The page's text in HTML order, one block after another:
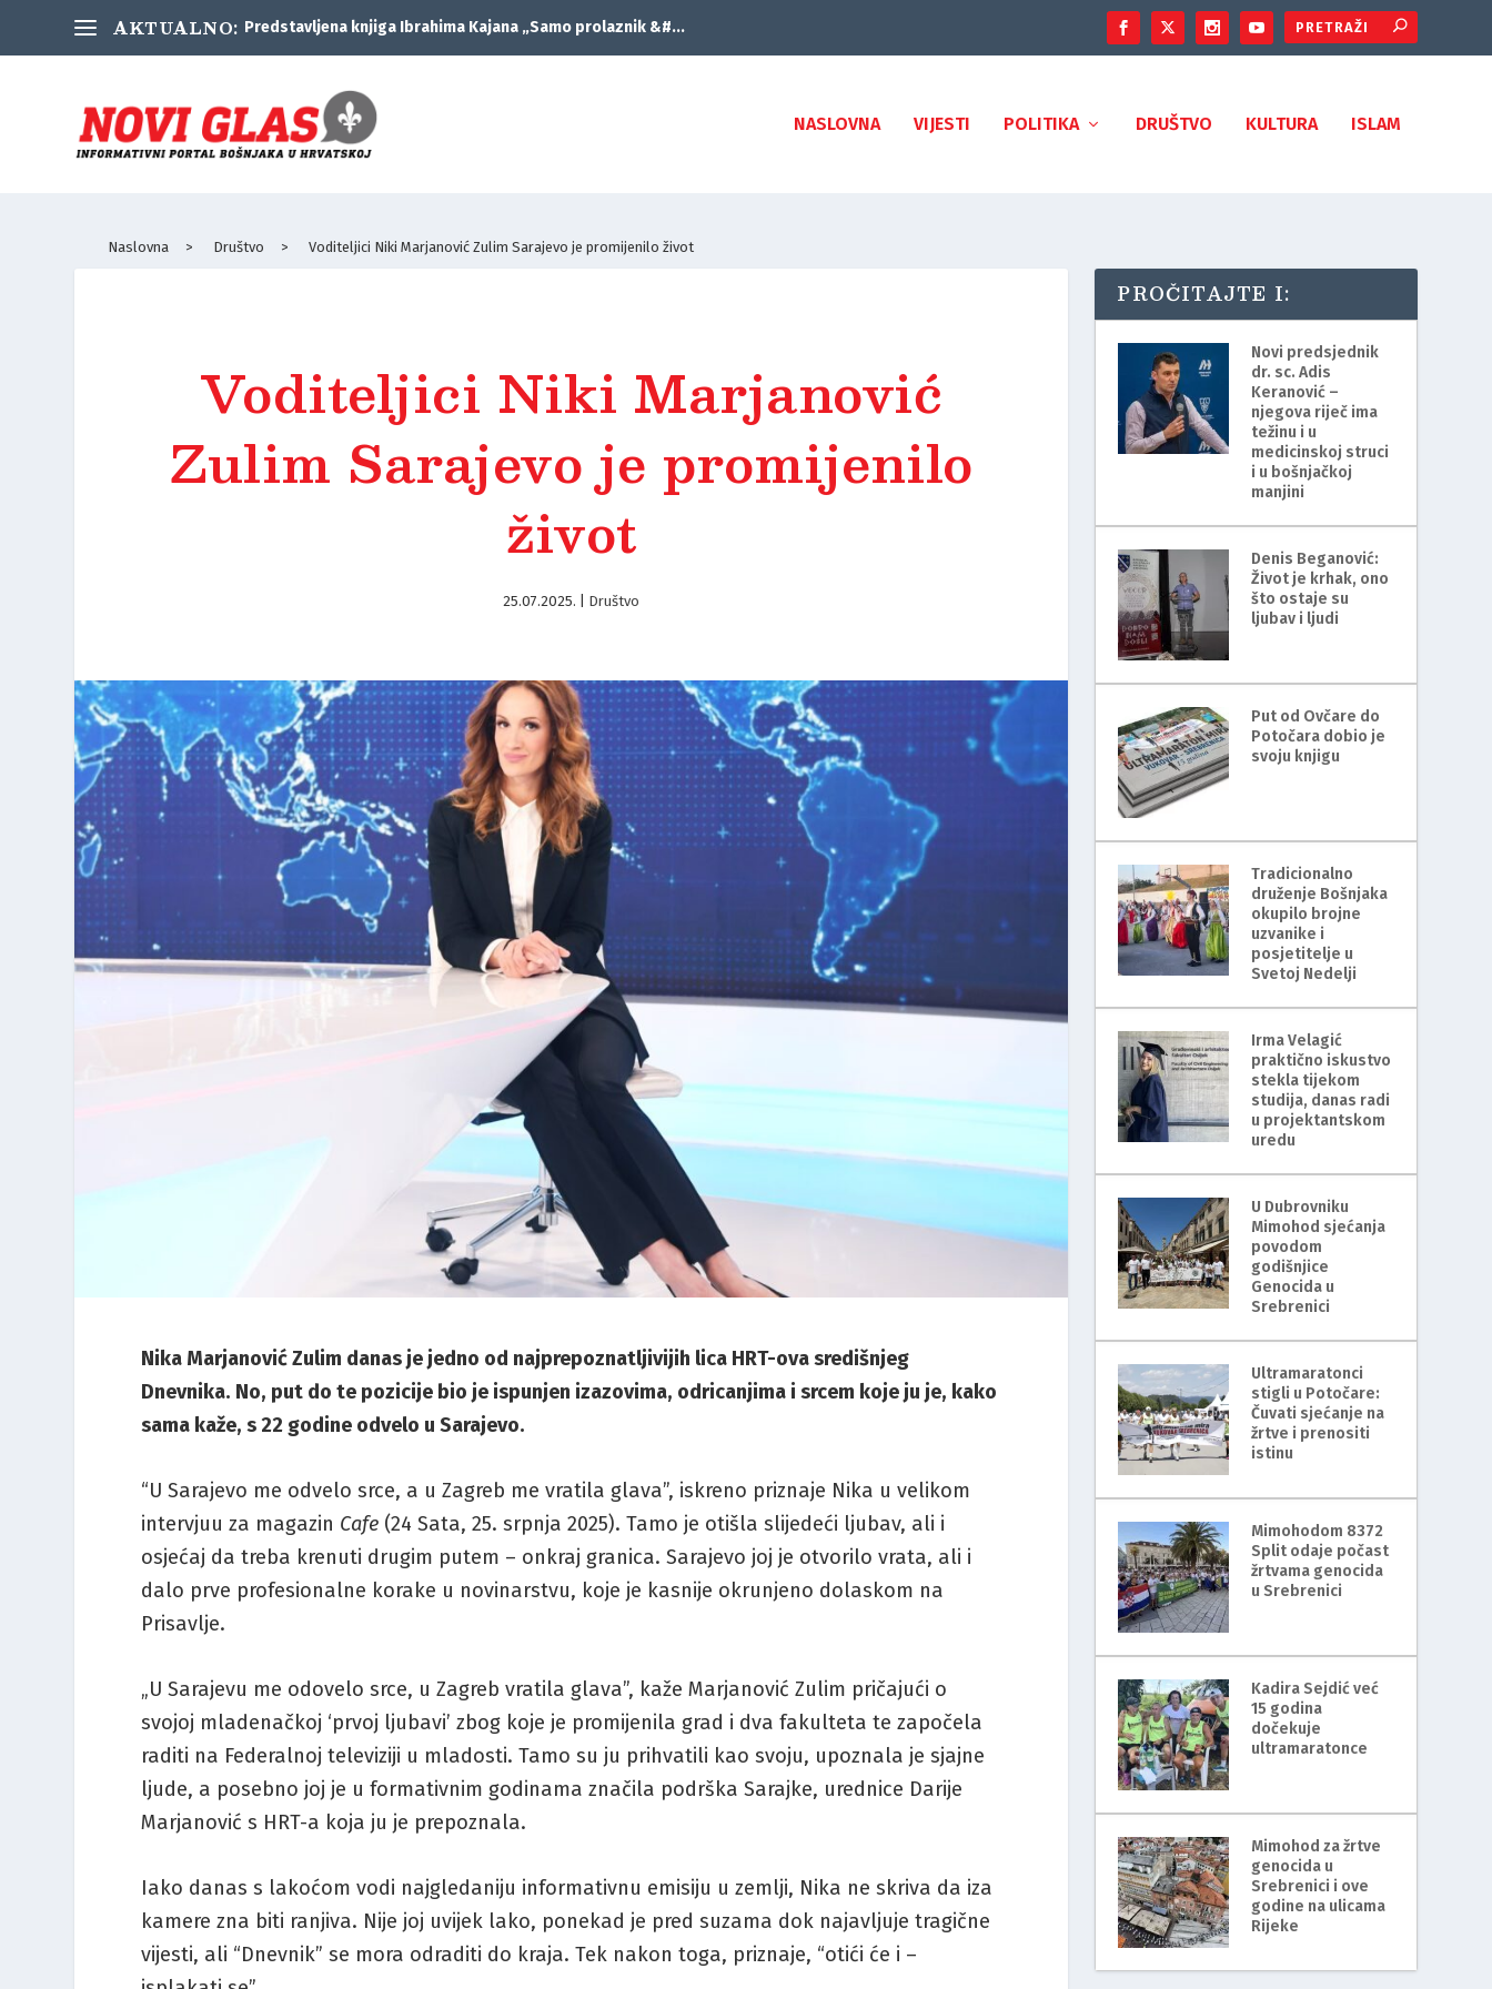
AKTUALNO: Predstavljena knjiga Ibrahima Kajana „Samo prolaznik &#...
NASLOVNA VIJESTI POLITIKA DRUŠTVO KULTURA ISLAM
Naslovna > Društvo > Voditeljici Niki Marjanović Zulim Sarajevo je promijenilo život
Voditeljici Niki Marjanović
Zulim Sarajevo je promijenilo
život
25.07.2025. Društvo
Nika Marjanović Zulim danas je jedno od najprepoznatljivijih lica HRT-ova središnjeg
Dnevnika. No, put do te pozicije bio je ispunjen izazovima, odricanjima i srcem koje ju je, kako
sama kaže, s 22 godine odvelo u Sarajevo.
“U Sarajevo me odvelo srce, a u Zagreb me vratila glava”, iskreno priznaje Nika u velikom
intervjuu za magazin Cafe (24 Sata, 25. srpnja 2025). Tamo je otišla slijedeći ljubav, ali i
osjećaj da treba krenuti drugim putem – onkraj granica. Sarajevo joj je otvorilo vrata, ali i
dalo prve profesionalne korake u novinarstvu, koje je kasnije okrunjeno dolaskom na
Prisavlje.
„U Sarajevu me odovelo srce, u Zagreb vratila glava”, kaže Marjanović Zulim pričajući o
svojoj mladenačkoj ‘prvoj ljubavi’ zbog koje je promijenila grad i dva fakulteta te započela
raditi na Federalnoj televiziji u mladosti. Tamo su ju prihvatili kao svoju, upoznala je sjajne
ljude, a posebno joj je u formativnim godinama značila podrška Sarajke, urednice Darije
Marjanović s HRT-a koja ju je prepoznala.
Iako danas s lakoćom vodi najgledaniju informativnu emisiju u zemlji, Nika ne skriva da iza
kamere zna biti ranjiva. Nije joj uvijek lako, ponekad je pred suzama dok najavljuje tragične
vijesti, ali “Dnevnik” se mora odraditi do kraja. Tek nakon toga, priznaje, “otići će i –
PROČITAJTE I:
Novi predsjednik
dr. sc. Adis
Keranović –
njegova riječ ima
težinu i u
medicinskoj struci
i u bošnjačkoj
manjini
Denis Beganović:
Život je krhak, ono
što ostaje su
ljubav i ljudi
Put od Ovčare do
Potočara dobio je
svoju knjigu
Tradicionalno
druženje Bošnjaka
okupilo brojne
uzvanike i
posjetitelje u
Svetoj Nedelji
Irma Velagić
praktično iskustvo
stekla tijekom
studija, danas radi
u projektantskom
uredu
U Dubrovniku
Mimohod sjećanja
povodom
godišnjice
Genocida u
Srebrenici
Ultramaratonci
stigli u Potočare:
Čuvati sjećanje na
žrtve i prenositi
istinu
Mimohodom 8372
Split odaje počast
žrtvama genocida
u Srebrenici
Kadira Sejdić već
15 godina
dočekuje
ultramaratonce
Mimohod za žrtve
genocida u
Srebrenici i ove
godine na ulicama
Rijeke